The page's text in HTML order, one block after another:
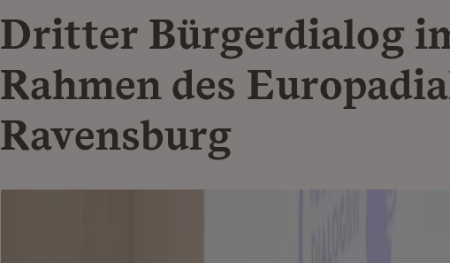
Dritter Bürgerdialog
Rahmen des
Ravensburg